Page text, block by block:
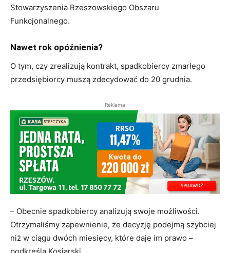
Stowarzyszenia Rzeszowskiego Obszaru
Funkcjonalnego.
Nawet rok opóźnienia?
O tym, czy zrealizują kontrakt, spadkobiercy zmarłego
przedsiębiorcy muszą zdecydować do 20 grudnia.
Reklama
– Obecnie spadkobiercy analizują swoje możliwości.
Otrzymaliśmy zapewnienie, że decyzję podejmą szybciej
niż w ciągu dwóch miesięcy, które daje im prawo –